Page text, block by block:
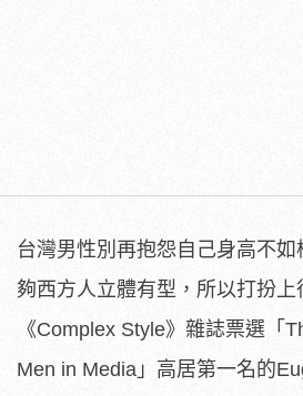
台灣男性別再抱怨自己身高不
夠西方人立體有型，所以打扮上
《Complex Style》雜誌票選「
Men in Media」高居第一名的